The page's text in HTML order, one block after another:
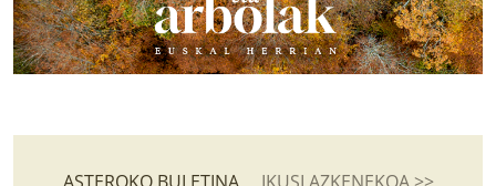
ASTEROKO BULETINA IKUSI AZKENEKOA >>